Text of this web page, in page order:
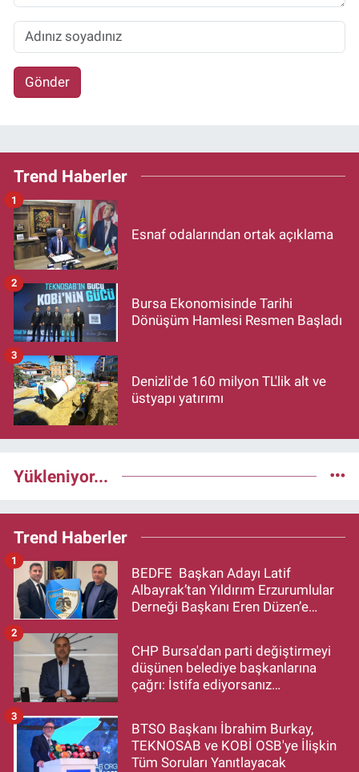
Gönder
Trend Haberler
Esnaf odalarından ortak açıklama
1
Bursa Ekonomisinde Tarihi
Dönüşüm Hamlesi Resmen Başladı
2
Denizli'de 160 milyon TL'lik alt ve
üstyapı yatırımı
3
Yükleniyor...
Trend Haberler
BEDFE Başkan Adayı Latif
Albayrak’tan Yıldırım Erzurumlular
Derneği Başkanı Eren Düzen’e
1
CHP Bursa'dan parti değiştirmeyi
düşünen belediye başkanlarına
çağrı: İstifa ediyorsanız
2
BTSO Başkanı İbrahim Burkay,
TEKNOSAB ve KOBİ OSB'ye İlişkin
Tüm Soruları Yanıtlayacak
3